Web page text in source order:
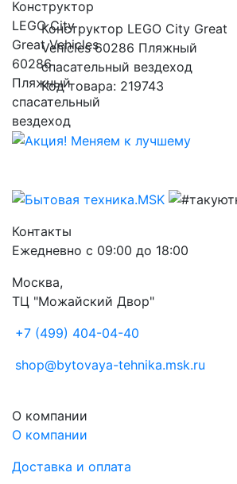
Конструктор LEGO City Great
Vehicles 60286 Пляжный
спасательный вездеход
Код товара: 219743
Контакты
Ежедневно с 09:00 до 18:00
Москва,
ТЦ "Можайский Двор"
+7 (499) 404-04-40
shop@bytovaya-tehnika.msk.ru
О компании
О компании
Доставка и оплата